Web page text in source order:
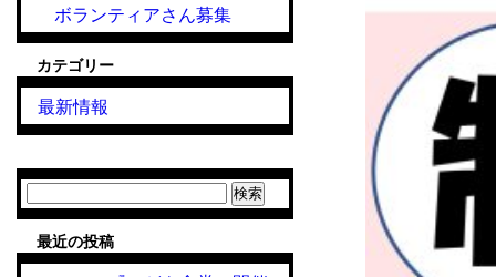
ボランティアさん募集
カテゴリー
最新情報
索:
最近の投稿